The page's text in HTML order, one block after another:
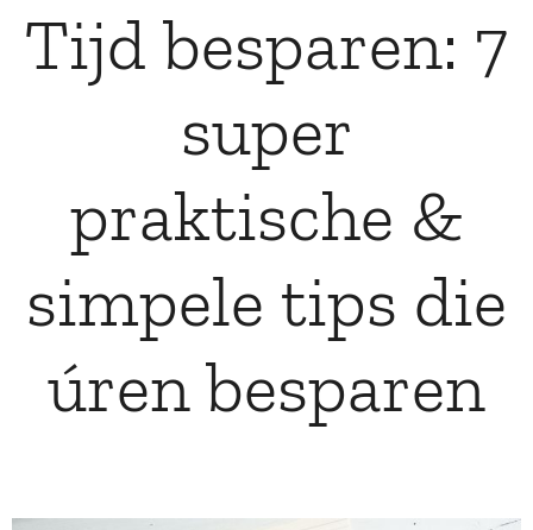
Tijd besparen: 7
super
praktische &
simpele tips die
úren besparen